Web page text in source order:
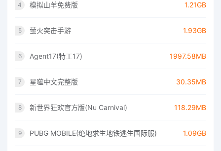
4 模拟山羊免费版 1.21GB
5 萤火突击手游 1.93GB
6 Agent17(特工17) 1997.58MB
7 星噬中文完整版 30.35MB
8 新世界狂欢官方版(Nu Carnival) 118.29MB
9 PUBG MOBILE(绝地求生地铁逃生国际服) 1.09GB